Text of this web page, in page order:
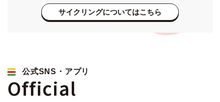
サイクリングについてはこちら
公式SNS・アプリ
Official